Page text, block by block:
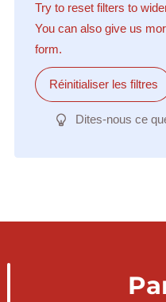
Try to reset filters to
You can also give us
form.
Réinitialiser les filtres
Dites-nous ce